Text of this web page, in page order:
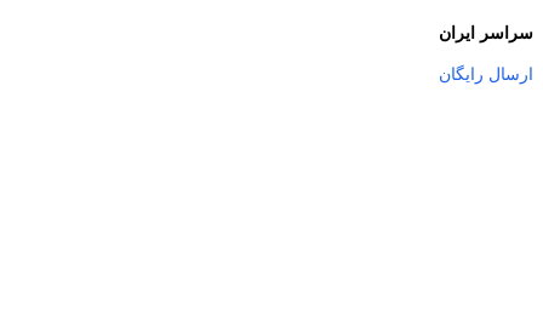
سراسر ایران
ارسال رایگان